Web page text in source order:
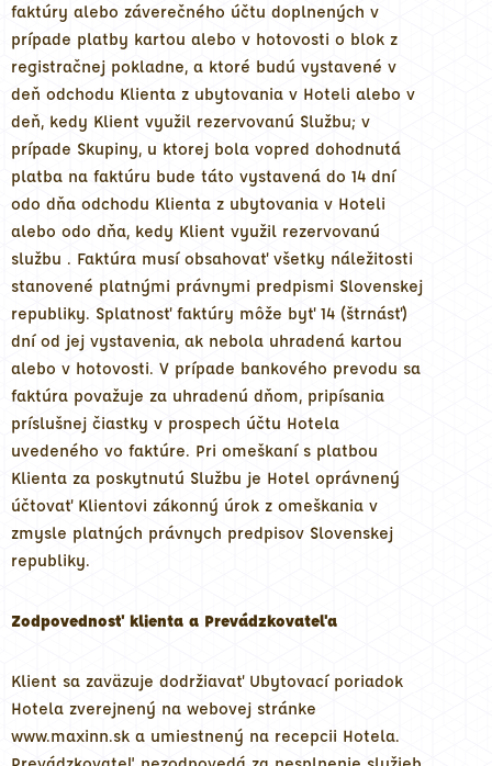
faktúry alebo záverečného účtu doplnených v
prípade platby kartou alebo v hotovosti o blok z
registračnej pokladne, a ktoré budú vystavené v
deň odchodu Klienta z ubytovania v Hoteli alebo v
deň, kedy Klient využil rezervovanú Službu; v
prípade Skupiny, u ktorej bola vopred dohodnutá
platba na faktúru bude táto vystavená do 14 dní
odo dňa odchodu Klienta z ubytovania v Hoteli
alebo odo dňa, kedy Klient využil rezervovanú
službu . Faktúra musí obsahovať všetky náležitosti
stanovené platnými právnymi predpismi Slovenskej
republiky. Splatnosť faktúry môže byť 14 (štrnásť)
dní od jej vystavenia, ak nebola uhradená kartou
alebo v hotovosti. V prípade bankového prevodu sa
faktúra považuje za uhradenú dňom, pripísania
príslušnej čiastky v prospech účtu Hotela
uvedeného vo faktúre. Pri omeškaní s platbou
Klienta za poskytnutú Službu je Hotel oprávnený
účtovať Klientovi zákonný úrok z omeškania v
zmysle platných právnych predpisov Slovenskej
republiky.
Zodpovednosť klienta a Prevádzkovateľa
Klient sa zaväzuje dodržiavať Ubytovací poriadok
Hotela zverejnený na webovej stránke
www.maxinn.sk a umiestnený na recepcii Hotela.